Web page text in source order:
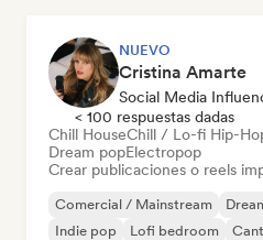
NUEVO
Cristina Amarte
Social Media
< 100 respuestas dadas
Chill HouseChill / Lo-fi Hip-
Dream popElectropop
Crear publicaciones o reels
Comercial / Mainstream
Indie pop
Lofi bedroom